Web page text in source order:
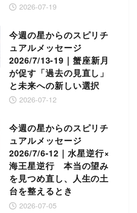
2026-07-19
今週の星からのスピリチ
ュアルメッセージ
2026/7/13-19｜蟹座新月
が促す「過去の見直し」
と未来への新しい選択
2026-07-12
今週の星からのスピリチ
ュアルメッセージ
2026/7/6-12｜水星逆行×
海王星逆行 本当の望み
を見つめ直し、人生の土
台を整えるとき
2026-07-05